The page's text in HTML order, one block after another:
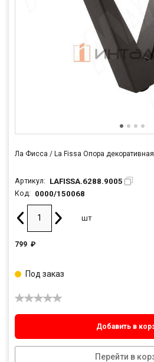
Ла Фисса / La Fissa Опора
Артикул: LAFISSA.6288.9005
Код: 0000/150068
шт
799 ₽
Добавить в
Перейти в
Под заказ